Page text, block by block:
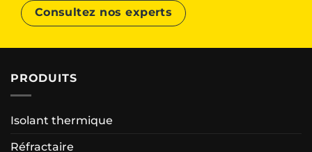
Consultez nos experts
PRODUITS
Isolant thermique
Réfractaire